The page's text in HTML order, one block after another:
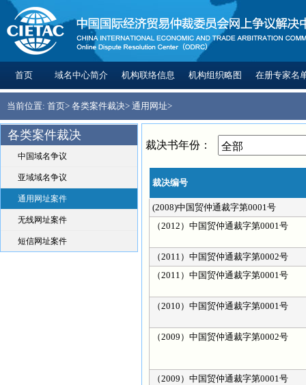
首页 域名中心简介 机构联络信息 机构组织略图 在册专家名
当前位置: 首页> 各类案件裁决> 通用网址>
各类案件裁决
中国域名争议
亚域域名争议
通用网址案件
无线网址案件
短信网址案件
裁决书年份：
裁决编号
(2008)中国贸仲通裁字第0001号
（2012）中国贸仲通裁字第0001号
（2011）中国贸仲通裁字第0002号
（2011）中国贸仲通裁字第0001号
（2010）中国贸仲通裁字第0001号
（2009）中国贸仲通裁字第0002号
（2009）中国贸仲通裁字第0001号